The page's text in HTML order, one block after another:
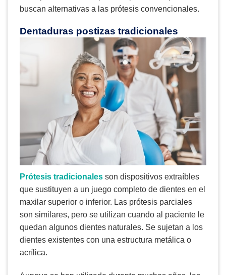
buscan alternativas a las prótesis convencionales.
Dentaduras postizas tradicionales
Prótesis tradicionales son dispositivos extraíbles
que sustituyen a un juego completo de dientes en el
maxilar superior o inferior. Las prótesis parciales
son similares, pero se utilizan cuando al paciente le
quedan algunos dientes naturales. Se sujetan a los
dientes existentes con una estructura metálica o
acrílica.